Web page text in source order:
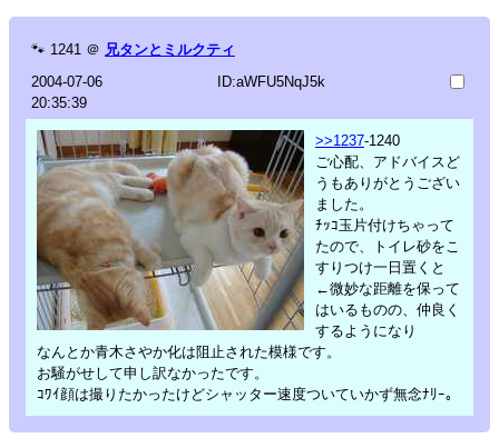
🐾 1241 ＠ 兄タンとミルクティ
2004-07-06
20:35:39
ID:aWFU5NqJ5k
>>1237-1240
ご心配、アドバイスど
うもありがとうござい
ました。
ﾁｯｺ玉片付けちゃって
たので、トイレ砂をこ
すりつけ一日置くと
←微妙な距離を保って
はいるものの、仲良く
するようになり
なんとか青木さやか化は阻止された模様です。
お騒がせして申し訳なかったです。
ｺﾜｲ顔は撮りたかったけどシャッター速度ついていかず無念ﾅﾘｰ。